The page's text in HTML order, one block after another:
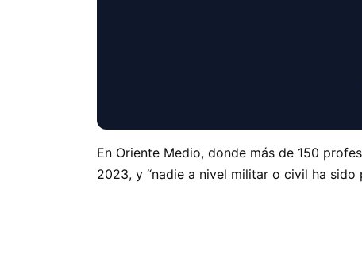
En Oriente Medio, donde más de 150
2023, y “nadie a nivel militar o civil ha